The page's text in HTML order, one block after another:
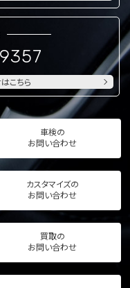
こちら
車検の
お問い合わせ
カスタマイズの
お問い合わせ
買取の
お問い合わせ